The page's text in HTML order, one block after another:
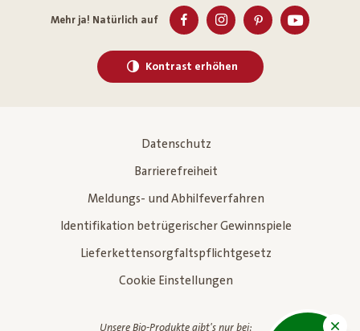
Mehr ja! Natürlich auf
Kontrast erhöhen
Datenschutz
Barrierefreiheit
Meldungs- und Abhilfeverfahren
Identifikation betrügerischer Gewinnspiele
Lieferkettensorgfaltspflichtgesetz
Cookie Einstellungen
Unsere Bio-Produkte gibt's nur bei: